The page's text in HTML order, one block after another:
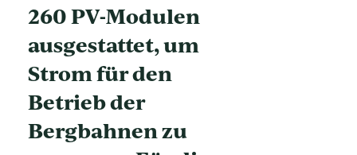
260 PV-Modulen
ausgestattet, um
Strom für den
Betrieb der
Bergbahnen zu